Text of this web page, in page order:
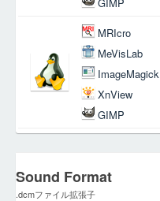
GIMP
MRIcro
MeVisLab
ImageMagick
XnView
GIMP
Sound Format
.dcmファイル拡張子